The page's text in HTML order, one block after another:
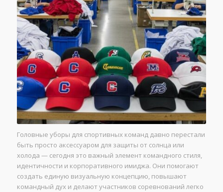
Головные уборы для спортивных команд давно перестали
быть просто аксессуаром для защиты от солнца или
холода — сегодня это важный элемент командного стиля,
идентичности и корпоративного имиджа. Они помогают
создать единую визуальную концепцию, повышают
командный дух и делают участников соревнований легко